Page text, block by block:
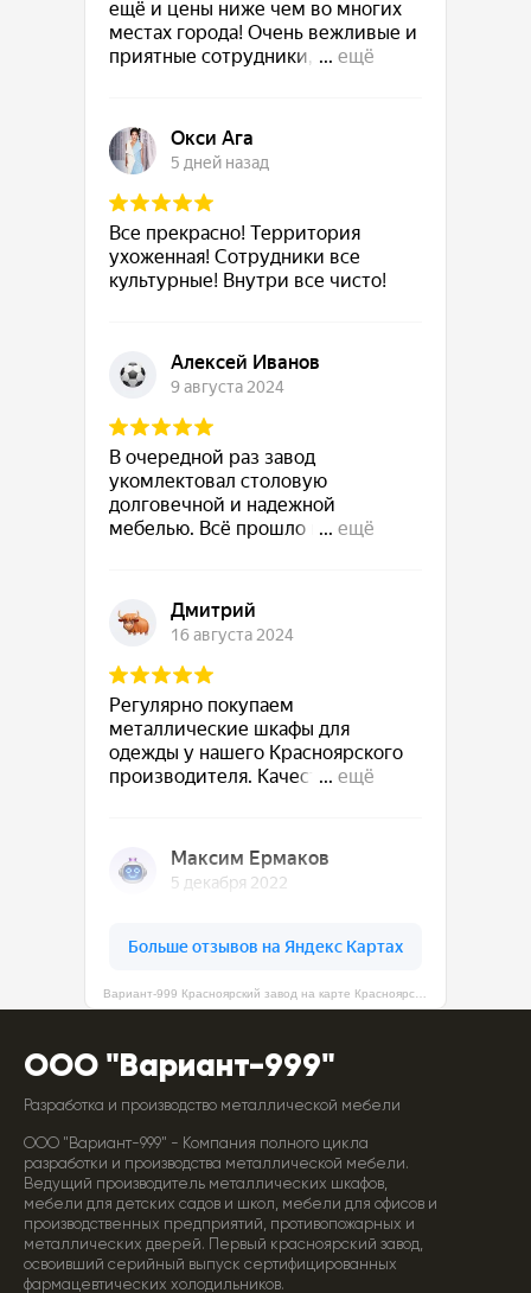
ООО "Вариант-999"
Разработка и производство металлической мебели
ООО "Вариант-999" - Компания полного цикла
разработки и производства металлической мебели.
Ведущий производитель металлических шкафов,
мебели для детских садов и школ, мебели для офисов и
производственных предприятий, противопожарных и
металлических дверей. Первый красноярский завод,
освоивший серийный выпуск сертифицированных
фармацевтических холодильников.